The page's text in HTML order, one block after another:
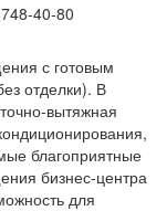
40-80
с готовым
отделки). В
вытяжная
благоприятные
бизнес-центра
для